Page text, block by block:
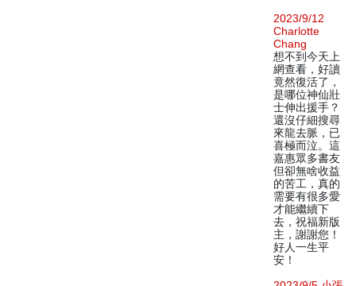
2023/9/12
Charlotte
Chang
想不到今天上
網查看，好讀
竟然復活了，
是哪位神仙壯
士伸出援手？
還沒仔細搜尋
來龍去脈，已
喜極而泣。這
嘉惠眾多書友
但卻無啥收益
的苦工，真的
需要有很多愛
才能繼續下
去，祝福新版
主，謝謝您！
好人一生平
安！